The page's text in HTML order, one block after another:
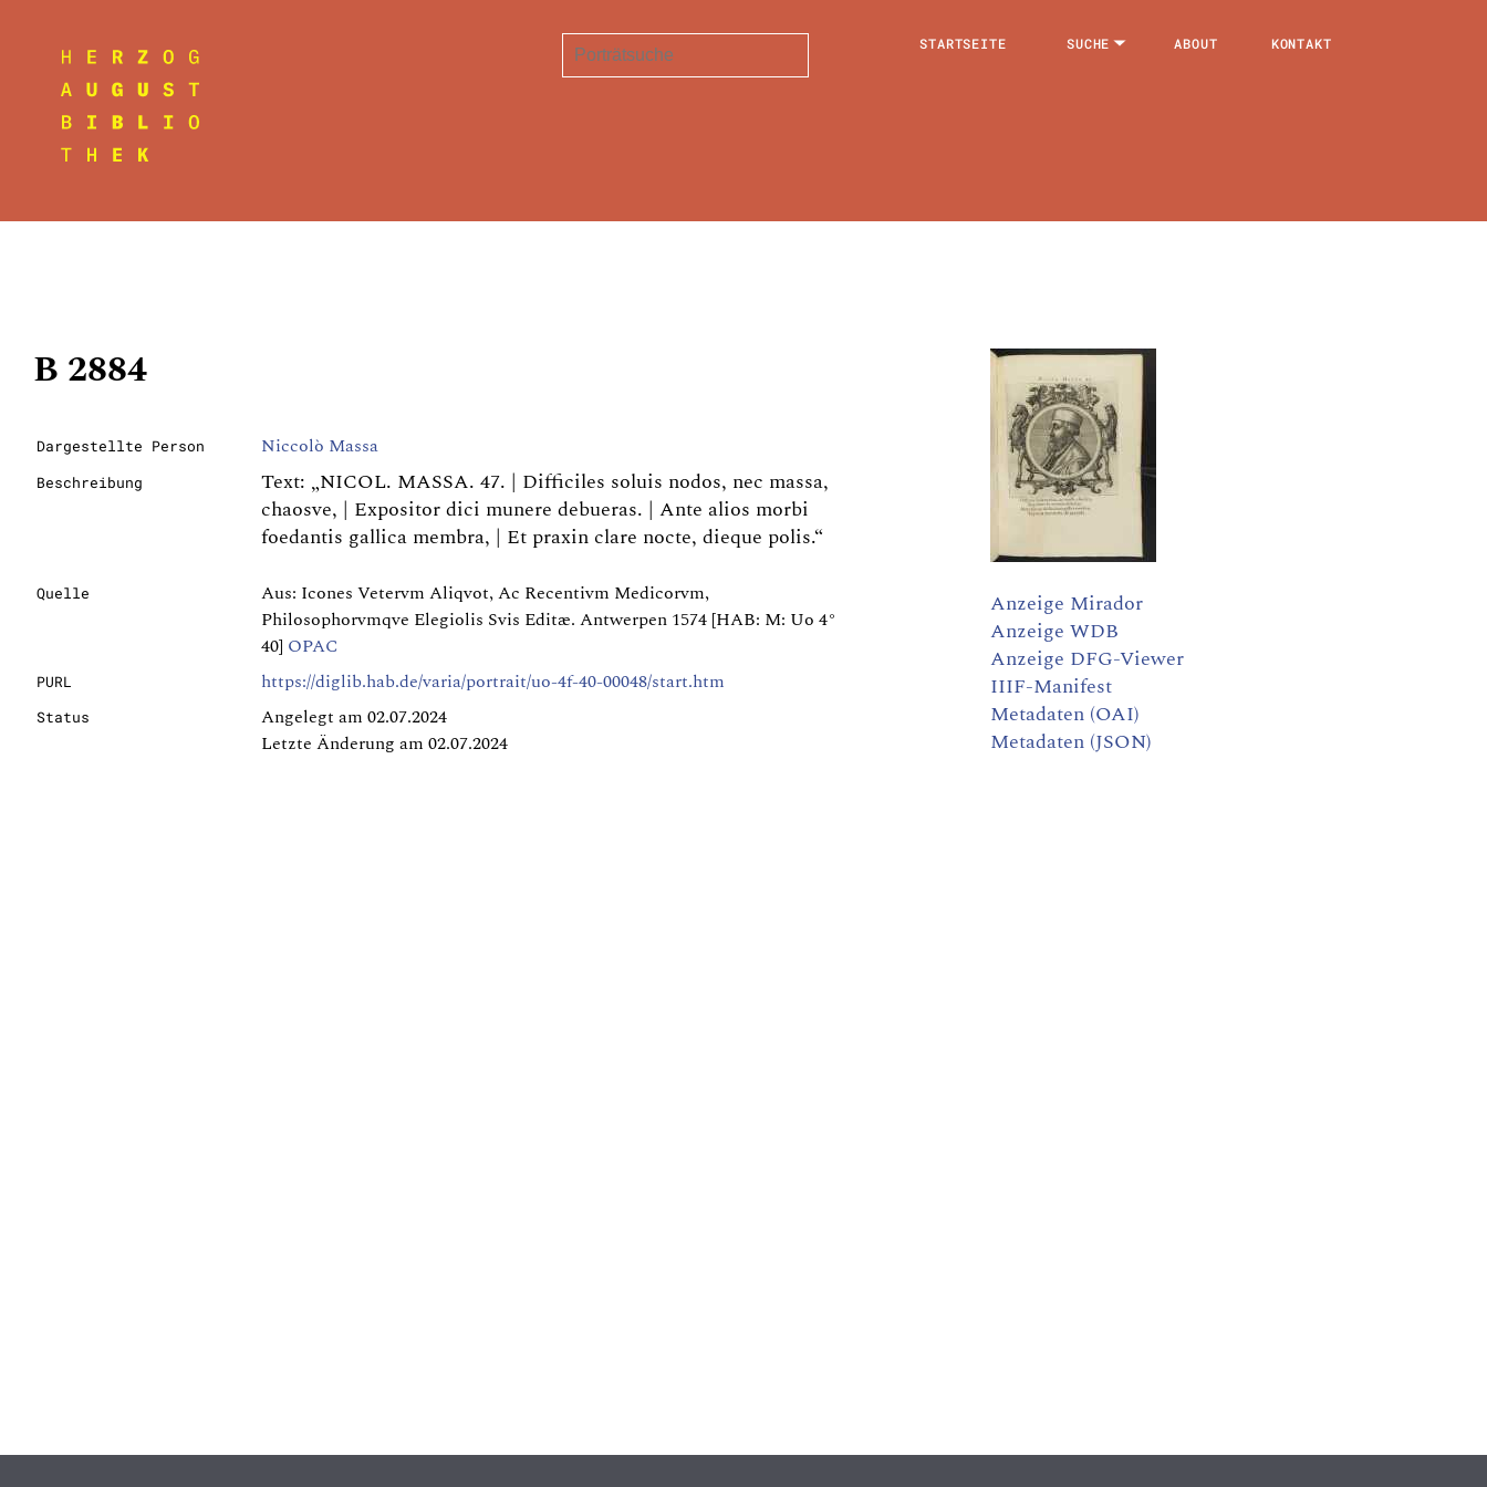
STARTSEITE SUCHE ABOUT KONTAKT
B 2884
Dargestellte Person Niccolò Massa
Beschreibung
Text: „NICOL. MASSA. 47. | Difficiles soluis nodos, nec massa,
chaosve, | Expositor dici munere debueras. | Ante alios morbi
foedantis gallica membra, | Et praxin clare nocte, dieque polis.“
Quelle
Aus: Icones Vetervm Aliqvot, Ac Recentivm Medicorvm,
Philosophorvmqve Elegiolis Svis Editæ. Antwerpen 1574 [HAB: M: Uo 4°
40] OPAC
PURL https://diglib.hab.de/varia/portrait/uo-4f-40-00048/start.htm
Status
Angelegt am 02.07.2024
Letzte Änderung am 02.07.2024
Anzeige Mirador
Anzeige WDB
Anzeige DFG-Viewer
IIIF-Manifest
Metadaten (OAI)
Metadaten (JSON)